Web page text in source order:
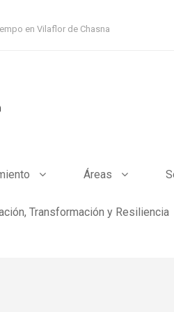
en Vilaflor de Chasna
Áreas
Transformación y Resiliencia